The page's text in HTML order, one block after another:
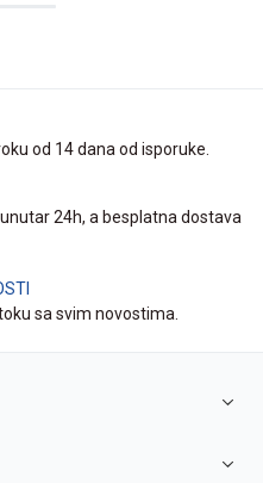
od 14 dana od isporuke.
24h, a besplatna dostava
sa svim novostima.